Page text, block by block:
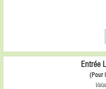
Entrée
(Pour